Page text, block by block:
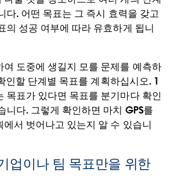
다. 어떤 목표는 그 즉시 효력을 갖고
의 성공 여부에 따라 유효하게 됩니
도중에 생길지 모를 문제를 예측하
인할 단계별 목표를 계획하십시오. 1
목표가 있다면 목표를 분기마다 확인
니다. 그렇게 확인하면 마치 GPS를
서 벗어나고 있는지 알 수 있습니
업이나 팀 목표만을 위한